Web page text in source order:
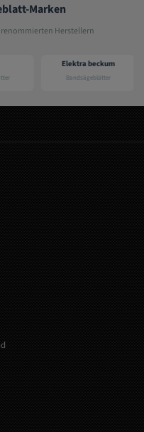
Marken
Herstellern
Elektra beckum
Bandsägeblätter